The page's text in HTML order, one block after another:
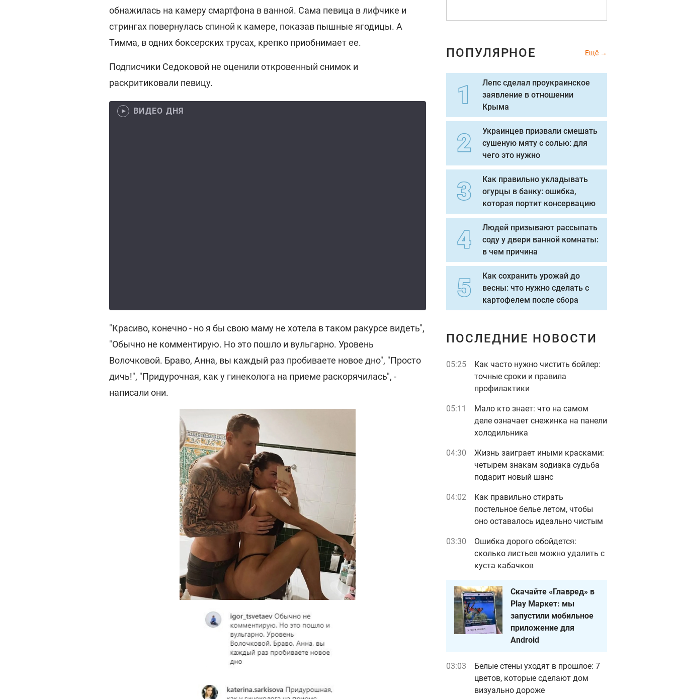
обнажилась на камеру смартфона в ванной. Сама певица в лифчике и
стрингах повернулась спиной к камере, показав пышные ягодицы. А
Тимма, в одних боксерских трусах, крепко приобнимает ее.
Подписчики Седоковой не оценили откровенный снимок и
раскритиковали певицу.
ВИДЕО ДНЯ
"Красиво, конечно - но я бы свою маму не хотела в таком ракурсе видеть",
"Обычно не комментирую. Но это пошло и вульгарно. Уровень
Волочковой. Браво, Анна, вы каждый раз пробиваете новое дно", "Просто
дичь!", "Придурочная, как у гинеколога на приеме раскорячилась", -
написали они.
ПОПУЛЯРНОЕ Ещё
Лепс сделал проукраинское
заявление в отношении
Крыма
Украинцев призвали смешать
сушеную мяту с солью: для
чего это нужно
Как правильно укладывать
огурцы в банку: ошибка,
которая портит консервацию
Людей призывают рассыпать
соду у двери ванной комнаты:
в чем причина
Как сохранить урожай до
весны: что нужно сделать с
картофелем после сбора
ПОСЛЕДНИЕ НОВОСТИ
05:25
Как часто нужно чистить бойлер:
точные сроки и правила
профилактики
05:11
Мало кто знает: что на самом
деле означает снежинка на панели
холодильника
04:30
Жизнь заиграет иными красками:
четырем знакам зодиака судьба
подарит новый шанс
04:02
Как правильно стирать
постельное белье летом, чтобы
оно оставалось идеально чистым
03:30
Ошибка дорого обойдется:
сколько листьев можно удалить с
куста кабачков
Скачайте «Главред» в
Play Маркет: мы
запустили мобильное
приложение для
Android
03:03
Белые стены уходят в прошлое: 7
цветов, которые сделают дом
визуально дороже